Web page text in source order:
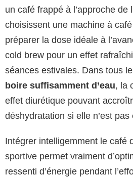
un café frappé à l’approche de
choisissent une machine à
préparer la dose idéale à
cold brew pour un effet
séances estivales. Dans tous
boire suffisamment d’eau, la
effet diurétique pouvant
déshydratation si elle n’est pas
Intégrer intelligemment le café
sportive permet vraiment
ressenti d’énergie pendant